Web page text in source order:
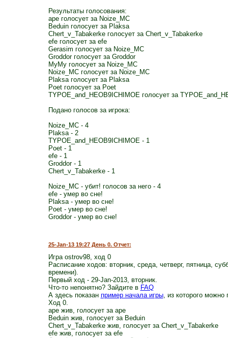
Результаты голосования:
ape голосует за Noize_MC
Beduin голосует за Plaksa
Chert_v_Tabakerke голосует за Chert_v_Tabakerke
efe голосует за efe
Gerasim голосует за Noize_MC
Groddor голосует за Groddor
MyMy голосует за Noize_MC
Noize_MC голосует за Noize_MC
Plaksa голосует за Plaksa
Poet голосует за Poet
TYPOE_and_HEOB9ICHIMOE голосует за
Подано голосов за игрока:
Noize_MC - 4
Plaksa - 2
TYPOE_and_HEOB9ICHIMOE - 1
Poet - 1
efe - 1
Groddor - 1
Chert_v_Tabakerke - 1
Noize_MC - убит! голосов за него - 4
efe - умер во сне!
Plaksa - умер во сне!
Poet - умер во сне!
Groddor - умер во сне!
25-Jan-13 19:27 День 0. Отчет:
Игра ostrov98, ход 0
Расписание ходов: вторник, среда, четверг, пятница,
времени).
Первый ход - 29-Jan-2013, вторник.
Что-то непонятно? Зайдите в FAQ
А здесь показан пример начала игры, из которого можно
Ход 0.
ape жив, голосует за ape
Beduin жив, голосует за Beduin
Chert_v_Tabakerke жив, голосует за Chert_v_Tabakerke
efe жив, голосует за efe